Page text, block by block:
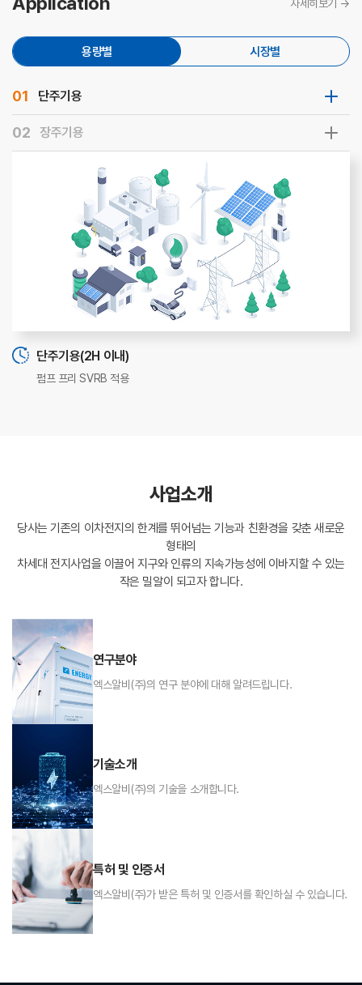
자세히보기 →
용량별 시장별
01 단주기용
02 장주기용
단주기용(2H 이내)
펌프 프리 SVRB 적용
사업소개
당사는 기존의 이차전지의 한계를 뛰어넘는 기능과 친환경을 갖춘 새로운
형태의
차세대 전지사업을 이끌어 지구와 인류의 지속가능성에 이바지할 수 있는
작은 밀알이 되고자 합니다.
연구분야
엑스알비(주)의 연구 분야에 대해 알려드립니다.
기술소개
엑스알비(주)의 기술을 소개합니다.
특허 및 인증서
엑스알비(주)가 받은 특허 및 인증서를 확인하실 수 있습니다.